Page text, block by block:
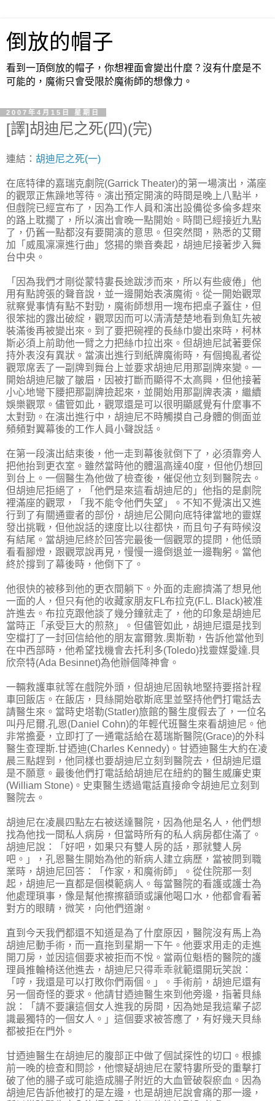
倒放的帽子
看到一頂倒放的帽子，你想裡面會變出什麼？沒有什麼是不
可能的，魔術只會受限於魔術師的想像力。
2007年4月15日 星期日
[譯]胡迪尼之死(四)(完)
連結： 胡迪尼之死(一)
在底特律的嘉瑞克劇院(Garrick Theater)的第一場演出，滿座
的觀眾正焦躁地等待。演出預定開演的時間是晚上八點半，
但戲院已經宣布了，因為工作人員和演出設備從多倫多趕來
的路上耽擱了，所以演出會晚一點開始。時間已經接近九點
了，仍舊一點都沒有要開演的意思。但突然間，熟悉的艾爾
加「威風凜凜進行曲」悠揚的樂音奏起，胡迪尼接著步入舞
台中央。
「因為我們才剛從蒙特婁長途跋涉而來，所以有些疲倦」他
用有點誇張的聲音說，並一邊開始表演魔術。從一開始觀眾
就察覺事情有點不對勁，魔術師想用一塊布把桌子蓋住，但
很笨拙的露出破綻，觀眾因而可以清清楚楚地看到魚缸先被
裝滿後再被變出來。到了要把碗裡的長絲巾變出來時，柯林
斯必須上前助他一臂之力把絲巾拉出來。但胡迪尼試著要保
持外表沒有異狀。當演出進行到紙牌魔術時，有個搗亂者從
觀眾席丟了一副牌到舞台上並要求胡迪尼用那副牌來變。一
開始胡迪尼皺了皺眉，因被打斷而顯得不太高興，但他接著
小心地彎下腰把那副牌撿起來，並開始用那副牌表演，繼續
娛樂觀眾。儘管如此，觀眾還是可以很明顯感覺有什麼事不
太對勁。在演出進行中，胡迪尼不時觸摸自己身體的側面並
頻頻對翼幕後的工作人員小聲說話。
在第一段演出結束後，他一走到幕後就倒下了，必須靠旁人
把他抬到更衣室。雖然當時他的體溫高達40度，但他仍想回
到台上。一個醫生為他做了檢查後，催促他立刻到醫院去。
但胡迪尼拒絕了，「他們是來這看胡迪尼的」他指的是劇院
裡滿座的觀眾，「我不能令他們失望」。不知不覺演出又進
行到了有關通靈者的部份，胡迪尼公開向底特律當地的靈媒
發出挑戰，但他說話的速度比以往都快，而且句子有時候沒
有結尾。當胡迪尼終於回答完最後一個觀眾的提問，他低頭
看看腳燈，跟觀眾說再見，慢慢一邊倒退並一邊鞠躬。當他
終於撐到了幕後時，他倒下了。
他很快的被移到他的更衣間躺下。外面的走廊擠滿了想見他
一面的人，但只有他的收藏家朋友FL布拉克(F.L. Black)被准
許進去。布拉克跟他談了幾分鐘就走了，他的印象是胡迪尼
當時正「承受巨大的煎熬」。但儘管如此，胡迪尼還是找到
空檔打了一封回信給他的朋友富爾敦.奧斯勒，告訴他當他到
在中西部時，他希望找機會去托利多(Toledo)找靈媒愛達.貝
欣奈特(Ada Besinnet)為他辦個降神會。
一輛救護車就等在戲院外頭，但胡迪尼固執地堅持要搭計程
車回飯店。在飯店，貝絲開始歇斯底里並堅持他們打電話去
請醫生來。當時史塔勒(Statler)旅館的醫生度假去了，一位名
叫丹尼爾.孔恩(Daniel Cohn)的年輕代班醫生來看胡迪尼。他
非常擔憂，立即打了一通電話給在葛瑞斯醫院(Grace)的外科
醫生查理斯.甘迺迪(Charles Kennedy)。甘迺迪醫生大約在凌
晨三點趕到，他同樣也要胡迪尼立刻到醫院去，但胡迪尼還
是不願意。最後他們打電話給胡迪尼在紐約的醫生威廉史東
(William Stone)。史東醫生透過電話直接命令胡迪尼立刻到
醫院去。
胡迪尼在凌晨四點左右被送達醫院，因為他是名人，他們想
找為他找一間私人病房，但當時所有的私人病房都住滿了。
胡迪尼說：「好吧，如果只有雙人房的話，那就雙人房
吧。」，孔恩醫生開始為他的新病人建立病歷，當被問到職
業時，胡迪尼回答：「作家，和魔術師」。從住院那一刻
起，胡迪尼一直都是個模範病人。每當醫院的看護或護士為
他處理瑣事，像是幫他擦擦額頭或讓他喝口水，他都會看著
對方的眼睛，微笑，向他們道謝。
直到今天我們都還不知道是為了什麼原因，醫院沒有馬上為
胡迪尼動手術，而一直拖到星期一下午。他要求用走的走進
開刀房，並因這個要求被拒而不悅。當兩位魁梧的醫院的護
理員推輪椅送他進去，胡迪尼只得乖乖就範還開玩笑說：
「哼，我還是可以打敗你們兩個。」。手術前，胡迪尼還有
另一個奇怪的要求。他請甘迺迪醫生來到他旁邊，指著貝絲
說：「請不要讓這個女人進我的房間，因為她是我這輩子認
識最獨特的一個女人。」這個要求被答應了，有好幾天貝絲
都被拒在門外。
甘迺迪醫生在胡迪尼的腹部正中做了個試探性的切口。根據
前一晚的檢查和問診，他懷疑胡迪尼在蒙特婁所受的重擊打
破了他的腸子或可能造成腸子附近的大血管破裂瘀血。因為
胡迪尼告訴他被打的是左邊，也是胡迪尼說會痛的那一邊，